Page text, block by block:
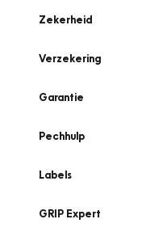
Zekerheid
Verzekering
Garantie
Pechhulp
Labels
GRIP Expert